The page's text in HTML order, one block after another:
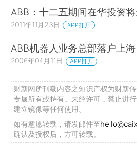
ABB：十二五期间在华投资
2011年11月23日 APP打开
ABB机器人业务总部落户上海
2006年04月11日 APP打开
财新网所刊载内容之知识产权为财新
专属所有或持有。未经许可，禁止进
建立镜像等任何使用。
如有意愿转载，请发邮件至
确认及授权后，方可转载。